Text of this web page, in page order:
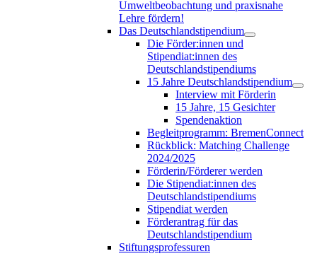
Umweltbeobachtung und praxisnahe
Lehre fördern!
Das Deutschlandstipendium
Die Förder:innen und
Stipendiat:innen des
Deutschlandstipendiums
15 Jahre Deutschlandstipendium
Interview mit Förderin
15 Jahre, 15 Gesichter
Spendenaktion
Begleitprogramm: BremenConnect
Rückblick: Matching Challenge
2024/2025
Förderin/Förderer werden
Die Stipendiat:innen des
Deutschlandstipendiums
Stipendiat werden
Förderantrag für das
Deutschlandstipendium
Stiftungsprofessuren